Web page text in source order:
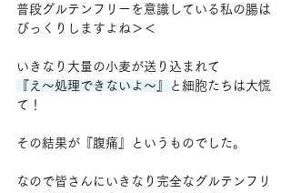
普段グルテンフリーを意識している私の腸は
びっくりしますよね＞＜
いきなり大量の小麦が送り込まれて
『え～処理できないよ～』
と細胞たちは大慌
て！
その結果が『腹痛』というものでした。
なので皆さんにいきなり完全なグルテンフリ